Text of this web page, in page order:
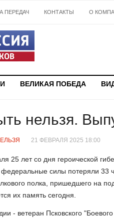
ПЕРЕДАЧ КОНТАКТЫ О
ВЕЛИКАЯ ПОБЕДА
нельзя.
21 ФЕВРАЛЯ 2025 18:00
25 лет со дня героической
силы потеряли 33
полка, пришедшего на
их память сегодня.
- ветеран Псковского